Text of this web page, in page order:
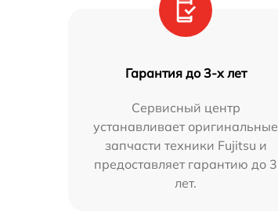
Гарантия до 3-х лет
Сервисный центр
устанавливает оригинальные
запчасти техники Fujitsu и
предоставляет гарантию до 3
лет.